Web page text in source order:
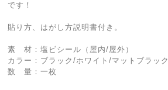
です！
貼り方、はがし方説明書付き。
素 材：塩ビシール（屋内/屋外）
カラー：ブラック/ホワイト/マットブラック
数 量：一枚